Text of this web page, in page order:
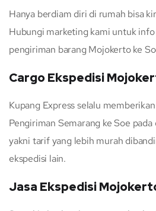
Hanya berdiam diri di rumah bisa
Hubungi marketing kami untuk
pengiriman barang Mojokerto ke
Cargo Ekspedisi
Kupang Express selalu
Pengiriman Semarang ke Soe
yakni tarif yang lebih murah
ekspedisi lain.
Jasa Ekspedisi